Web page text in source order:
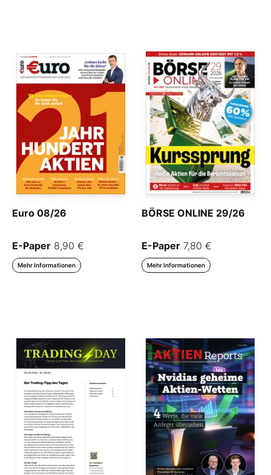
Euro 08/26
E-Paper 8,90 €
Mehr Informationen
BÖRSE ONLINE 29/26
E-Paper 7,80 €
Mehr Informationen